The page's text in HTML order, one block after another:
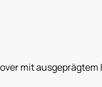
mit